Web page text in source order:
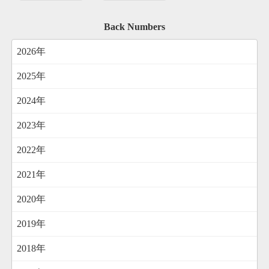
Back Numbers
2026年
2025年
2024年
2023年
2022年
2021年
2020年
2019年
2018年